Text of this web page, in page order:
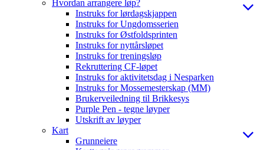
Hvordan arrangere løp?
Instruks for lørdagskjappen
Instruks for Ungdomsserien
Instruks for Østfoldsprinten
Instruks for nyttårsløpet
Instruks for treningsløp
Rekruttering CF-løpet
Instruks for aktivitetsdag i Nesparken
Instruks for Mossemesterskap (MM)
Brukerveiledning til Brikkesys
Purple Pen - tegne løyper
Utskrift av løyper
Kart
Grunneiere